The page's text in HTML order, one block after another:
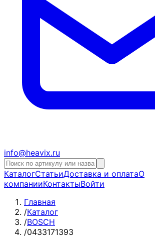
info@heavix.ru
КаталогСтатьиДоставка и оплатаО
компанииКонтактыВойти
Главная
/Каталог
/BOSCH
/0433171393